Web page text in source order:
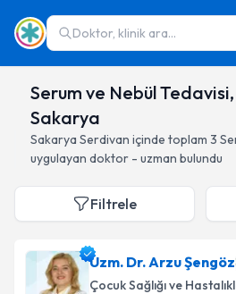
Doktor, klinik ara...
Serum ve Nebül
Sakarya
Sakarya Serdivan içinde toplam 3
uygulayan doktor - uzman bulundu
Filtrele
Uzm. Dr. Arzu Şengöz
Çocuk Sağlığı ve